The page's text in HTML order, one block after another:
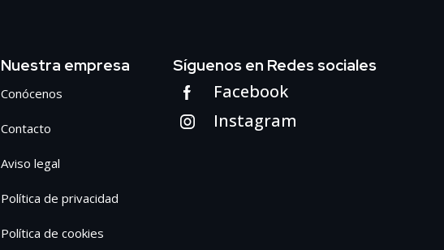
Nuestra empresa
Conócenos
Contacto
Aviso legal
Política de privacidad
Política de cookies
Síguenos en Redes sociales
Facebook
Instagram